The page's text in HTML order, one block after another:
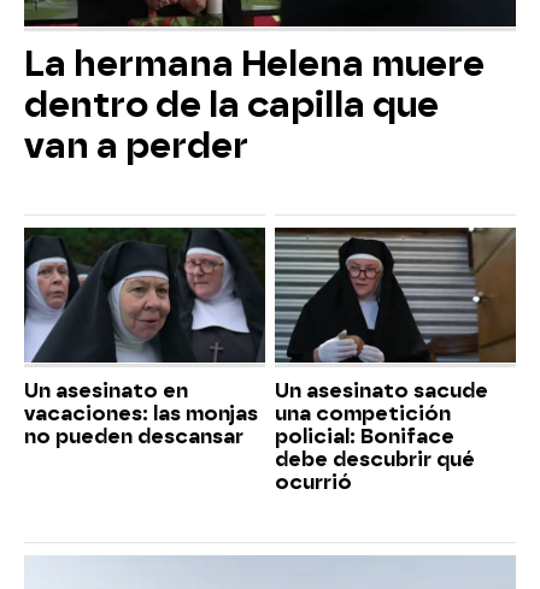
La hermana Helena muere
dentro de la capilla que
van a perder
Un asesinato en
vacaciones: las monjas
no pueden descansar
Un asesinato sacude
una competición
policial: Boniface
debe descubrir qué
ocurrió